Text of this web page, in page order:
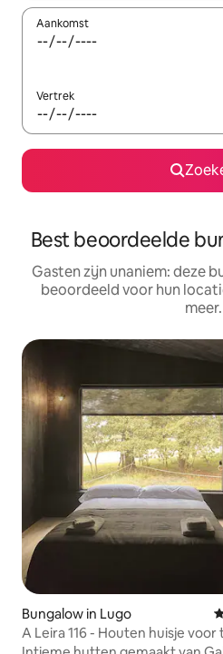
Aankomst
Vertrek
Best beoordeelde
Gasten zijn unaniem: deze
beoordeeld voor hun
meer.
Bungalow in Lugo
A Leira 116 - Houten huisje voor
personen.